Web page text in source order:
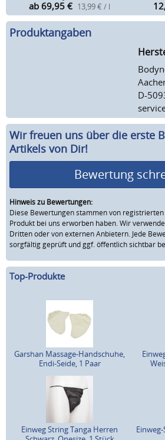
ab 69,95 € 13,99 € / l
Produktangaben
D-
Wir freuen uns über die erste
Artikels von Dir!
Bewertung
Hinweis zu Bewertungen:
Diese Bewertungen stammen von
Produkt bei uns erworben haben. Wir
Dritten oder von externen Anbietern. Jede
sorgfältig geprüft und ggf. öffentlich sichtbar
Top-Produkte
Garshan Massage-Handschuhe,
Endi-Seide, 1 Paar
Einweg String Tanga Herren